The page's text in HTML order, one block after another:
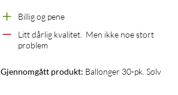
Billig og pene
Litt dårlig kvalitet.  Men ikke noe stort
problem
Gjennomgått produkt: Ballonger 30-pk. Sølv